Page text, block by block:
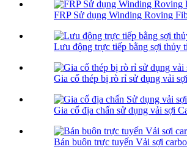
FRP Sử dụng Winding Roving
Lưu động trực tiếp bằng sợi thủy
Gia cố thép bị rò rỉ sử dụng vải
Gia cố địa chấn sử dụng vải sợi
Bán buôn trực tuyến Vải sợi